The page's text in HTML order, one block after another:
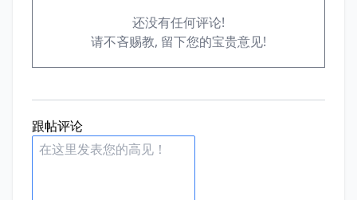
还没有任何评论!
请不吝赐教, 留下您的宝贵意见!
跟帖评论